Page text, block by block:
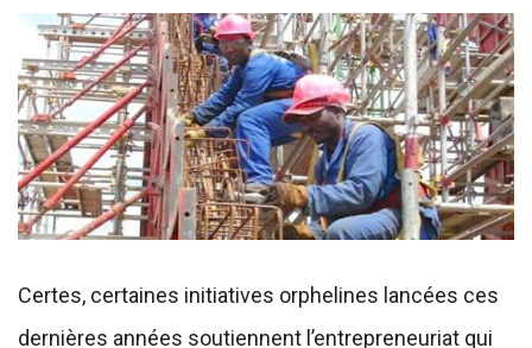
Certes, certaines initiatives orphelines lancées ces
dernières années soutiennent l’entrepreneuriat qui